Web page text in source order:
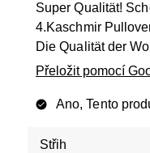
Super Qualität!
4.Kaschmir
Die Qualität der
Přeložit pomocí
Ano, Tento
Střih